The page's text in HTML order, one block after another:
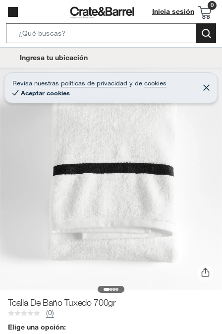
Inicia sesión
e
r
c
B
a
r
t
Ingresa tu ubicación
Revisa nuestras políticas de privacidad y de cookies
Aceptar cookies
C
e
r
Toalla De Baño Tuxedo 700gr
(0)
Elige una opción: